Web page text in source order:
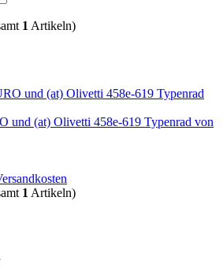
1 Artikeln)
und (at) Olivetti 458e-619 Typenrad von
1 Artikeln)